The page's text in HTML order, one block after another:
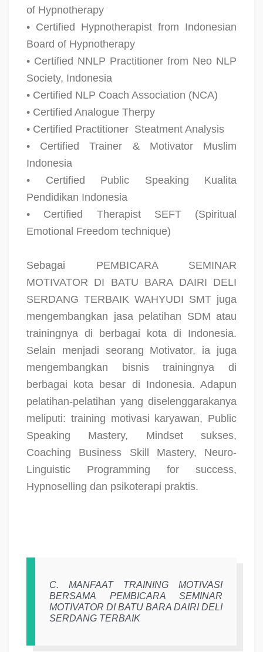
of Hypnotherapy
• Certified Hypnotherapist from Indonesian
Board of Hypnotherapy
• Certified NNLP Practitioner from Neo NLP
Society, Indonesia
• Certified NLP Coach Association (NCA)
• Certified Analogue Therpy
• Certified Practitioner Steatment Analysis
• Certified Trainer & Motivator Muslim
Indonesia
• Certified Public Speaking Kualita
Pendidikan Indonesia
• Certified Therapist SEFT (Spiritual
Emotional Freedom technique)
Sebagai PEMBICARA SEMINAR
MOTIVATOR DI BATU BARA DAIRI DELI
SERDANG TERBAIK WAHYUDI SMT juga
mengembangkan jasa pelatihan SDM atau
trainingnya di berbagai kota di Indonesia.
Selain menjadi seorang Motivator, ia juga
mengembangkan bisnis trainingnya di
berbagai kota besar di Indonesia. Adapun
pelatihan-pelatihan yang diselenggarakanya
meliputi: training motivasi karyawan, Public
Speaking Mastery, Mindset sukses,
Coaching Business Skill Mastery, Neuro-
Linguistic Programming for success,
Hypnoselling dan psikoterapi praktis.
C.
MANFAAT TRAINING MOTIVASI
BERSAMA PEMBICARA SEMINAR
MOTIVATOR DI BATU BARA DAIRI DELI
SERDANG TERBAIK